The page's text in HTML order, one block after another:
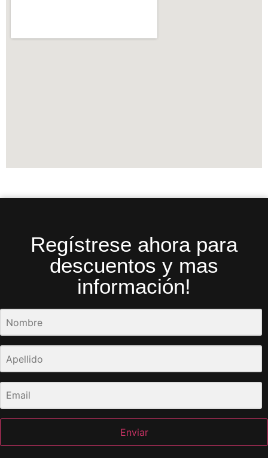
Regístrese ahora para
descuentos y mas
información!
Enviar